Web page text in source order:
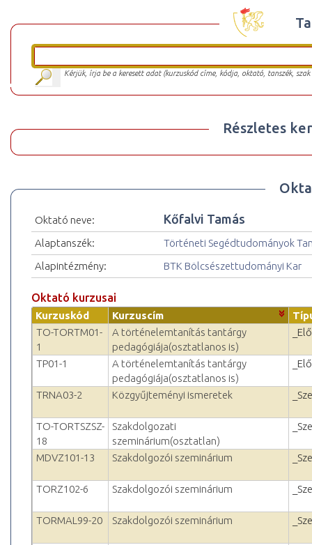
Kérjük, írja be a keresett adat (kurzuskód címe, kódja, oktató, tanszék,
Részletes
Oktató neve: Kőfalvi Tamás
Alaptanszék:
Történeti Segédtudományok
Alapintézmény:
BTK Bölcsészettudományi Kar
Oktató kurzusai
Kurzuskód Kurzuscím
TO-TORTM01-
1
A történelemtanítás tantárgy
pedagógiája(osztatlanos is)
TP01-1
A történelemtanítás tantárgy
pedagógiája(osztatlanos is)
TRNA03-2 Közgyűjteményi ismeretek
TO-TORTSZSZ-
18
Szakdolgozati
szeminárium(osztatlan)
MDVZ101-13 Szakdolgozói szeminárium
TORZ102-6 Szakdolgozói szeminárium
TORMAL99-20 Szakdolgozói szeminárium